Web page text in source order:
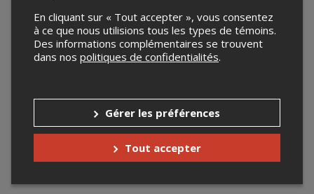
En cliquant sur « Tout accepter », vous consentez
à ce que nous utilisions tous les types de témoins.
Des informations complémentaires se trouvent
dans nos politiques de confidentialités.
Gérer les préférences
Tout accepter